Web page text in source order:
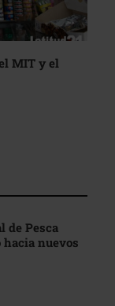
MIT y el
de Pesca
hacia nuevos